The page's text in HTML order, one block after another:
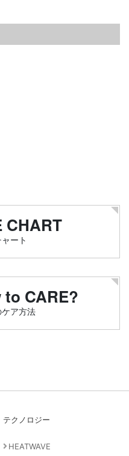
CHART
ート
to CARE?
ア方法
テクノロジー
HEATWAVE